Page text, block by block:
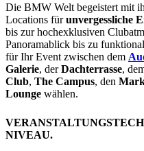
Die BMW Welt begeistert mit
Locations fürunvergessliche
bis zur hochexklusiven
Panoramablick bis zu
für Ihr Event zwischen dem
Galerie, derDachterrasse,
Club, The Campus, den
Lounge wählen.
NIVEAU.